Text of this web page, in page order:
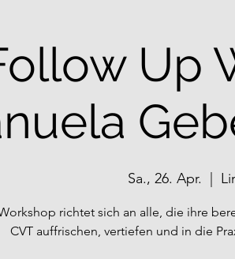
Up
Sa., 26. Apr.
richtet sich an alle, die ihre
CVT auffrischen, vertiefen und in die